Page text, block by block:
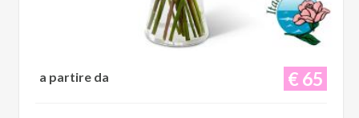
€ 65
a partire da